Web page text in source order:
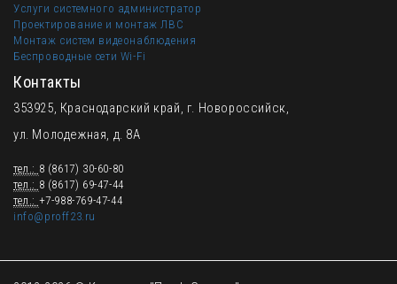
Услуги системного администратор
Проектирование и монтаж ЛВС
Монтаж систем видеонаблюдения
Беспроводные сети Wi-Fi
Контакты
353925, Краснодарский край, г. Новороссийск,
ул. Молодежная, д. 8А
тел.: 8 (8617) 30-60-80
тел.: 8 (8617) 69-47-44
тел.: +7-988-769-47-44
info@proff23.ru